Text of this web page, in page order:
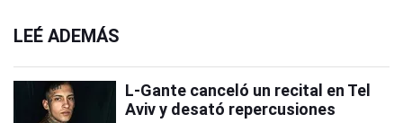
LEÉ ADEMÁS
L-Gante canceló un recital en Tel
Aviv y desató repercusiones